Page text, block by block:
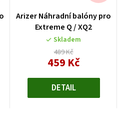
Arizer Náhradní balóny pro
Extreme Q / XQ2
Skladem
489 Kč
459 KčMěrná
DETAIL